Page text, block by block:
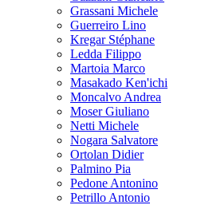
Grassani Michele
Guerreiro Lino
Kregar Stéphane
Ledda Filippo
Martoia Marco
Masakado Ken'ichi
Moncalvo Andrea
Moser Giuliano
Netti Michele
Nogara Salvatore
Ortolan Didier
Palmino Pia
Pedone Antonino
Petrillo Antonio